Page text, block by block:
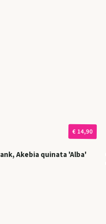
€ 14,90
Akebia quinata 'Alba'